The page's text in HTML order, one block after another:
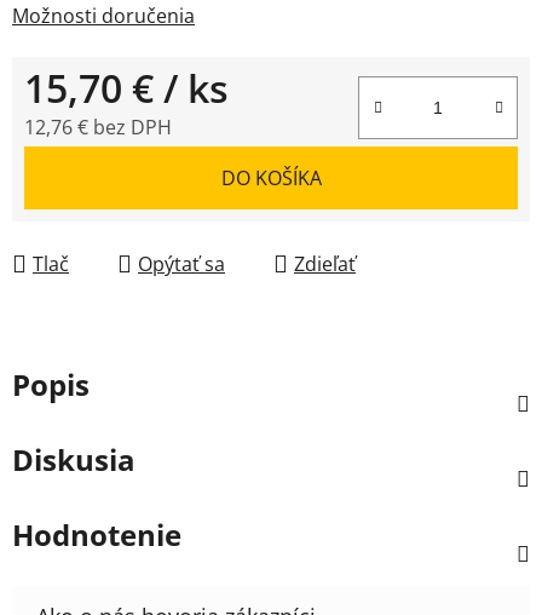
Možnosti doručenia
15,70 €/ ks
12,76 € bez DPH
DO KOŠÍKA
Tlač Opýtať sa Zdieľať
Popis
Diskusia
Hodnotenie